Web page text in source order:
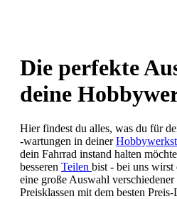
Die perfekte
deine
Hier findest du alles, was du für
-wartungen in deiner
dein Fahrrad instand halten
besseren Teilen bist - bei uns
eine große Auswahl verschiedener
Preisklassen mit dem besten